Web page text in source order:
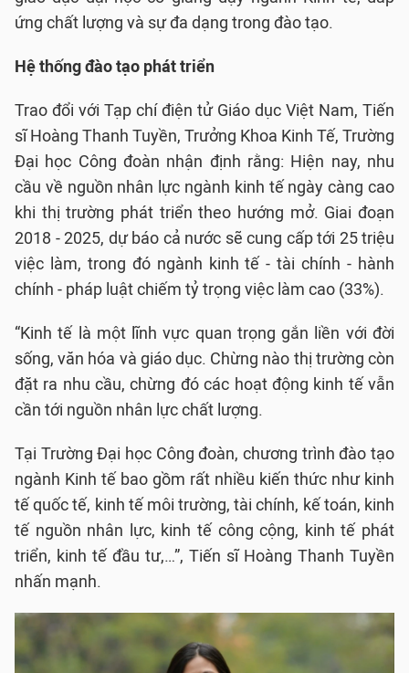
ứng chất lượng và sự đa dạng trong đào tạo.
Hệ thống đào tạo phát triển
Trao đổi với Tạp chí điện tử Giáo dục Việt Nam, Tiến
sĩ Hoàng Thanh Tuyền, Trưởng Khoa Kinh Tế, Trường
Đại học Công đoàn nhận định rằng: Hiện nay, nhu
cầu về nguồn nhân lực ngành kinh tế ngày càng cao
khi thị trường phát triển theo hướng mở. Giai đoạn
2018 - 2025, dự báo cả nước sẽ cung cấp tới 25 triệu
việc làm, trong đó ngành kinh tế - tài chính - hành
chính - pháp luật chiếm tỷ trọng việc làm cao (33%).
“Kinh tế là một lĩnh vực quan trọng gắn liền với đời
sống, văn hóa và giáo dục. Chừng nào thị trường còn
đặt ra nhu cầu, chừng đó các hoạt động kinh tế vẫn
cần tới nguồn nhân lực chất lượng.
Tại Trường Đại học Công đoàn, chương trình đào tạo
ngành Kinh tế bao gồm rất nhiều kiến thức như kinh
tế quốc tế, kinh tế môi trường, tài chính, kế toán, kinh
tế nguồn nhân lực, kinh tế công cộng, kinh tế phát
triển, kinh tế đầu tư,…”, Tiến sĩ Hoàng Thanh Tuyền
nhấn mạnh.